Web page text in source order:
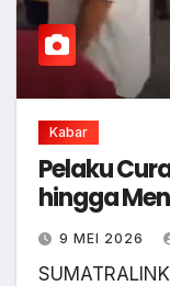
Kabar
Pelaku
hingga
9 MEI 2026